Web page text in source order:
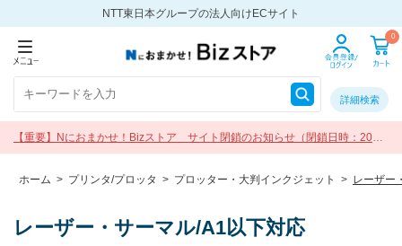
NTT東日本グループの法人向けECサイト
0
詳細検索
【重要】Nにおまかせ！Bizストア サイト閉鎖のお知らせ（閉鎖日時：2026
年9月30日 17:00）
ホーム > プリンタ/プロッタ > プロッター・大判インクジェット > レーザー
レーザー・サーマル/A1以下対応